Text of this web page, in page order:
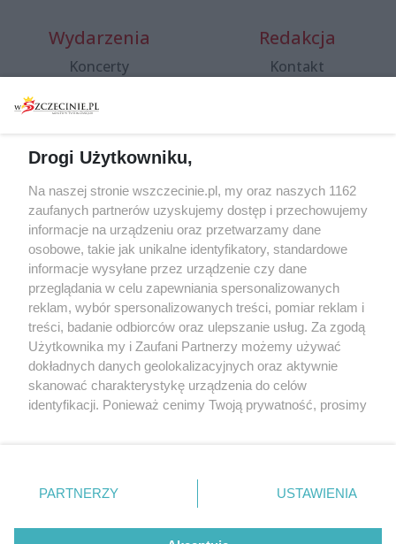
Wydarzenia
Koncerty
Spacery i oprowadzania
targi
Wernisaże
Więcej
Redakcja
Kontakt
Specjalny koncert z okazji
20. urodzin portalu
wSzczecinie.pl
Regulamin konkursów
śniadaniówka "Hej
Szczecin! Jest piątek!"
Partnerzy
Praca Szczecin
© 2026 wSzczecinie.pl
Drogi Użytkowniku,
Na naszej stronie wszczecinie.pl, my oraz naszych 1162
zaufanych partnerów uzyskujemy dostęp i przechowujemy
informacje na urządzeniu oraz przetwarzamy dane
osobowe, takie jak unikalne identyfikatory, standardowe
informacje wysyłane przez urządzenie czy dane
przeglądania w celu zapewniania spersonalizowanych
reklam, wybór spersonalizowanych treści, pomiar reklam i
treści, badanie odbiorców oraz ulepszanie usług. Za zgodą
Użytkownika my i Zaufani Partnerzy możemy używać
dokładnych danych geolokalizacyjnych oraz aktywnie
skanować charakterystykę urządzenia do celów
identyfikacji. Ponieważ cenimy Twoją prywatność, prosimy
prywatności znajdujący się w lewym dolnym rogu strony
. Niektóre rodzaje przetwarzania danych nie wymagają
takiemu przetwarzaniu. Preferencje będą miały
PARTNERZY USTAWIENIA